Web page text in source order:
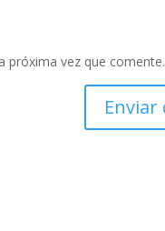
próxima vez que comente.